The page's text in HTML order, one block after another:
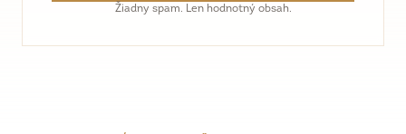
Žiadny spam. Len hodnotný obsah.